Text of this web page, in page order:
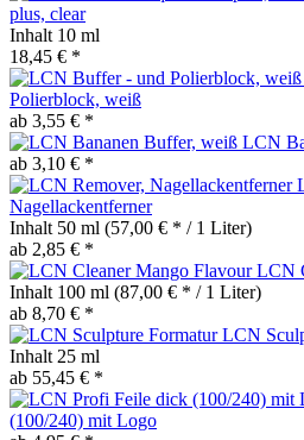
plus, clear
Inhalt 10 ml
18,45 € *
Polierblock, weiß
ab 3,55 € *
LCN
ab 3,10 € *
Nagellackentferner
Inhalt 50 ml (57,00 € * / 1 Liter)
ab 2,85 € *
LCN
Inhalt 100 ml (87,00 € * / 1 Liter)
ab 8,70 € *
LCN
Inhalt 25 ml
ab 55,45 € *
(100/240) mit Logo